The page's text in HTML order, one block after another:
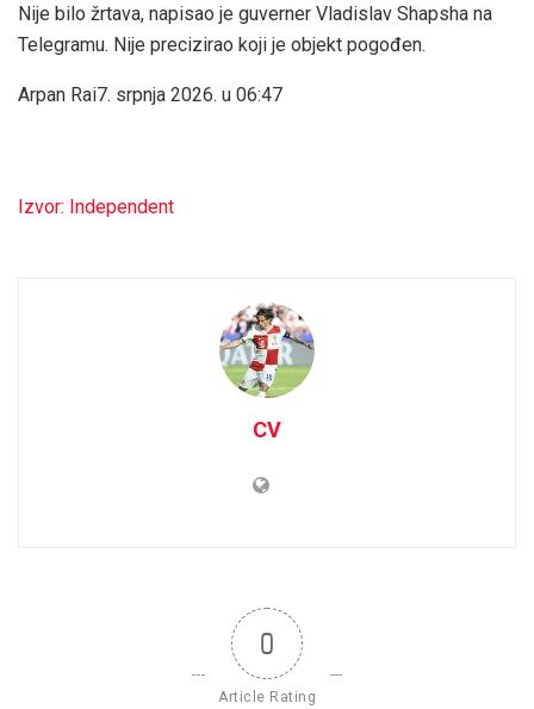
Nije bilo žrtava, napisao je guverner Vladislav Shapsha na
Telegramu. Nije precizirao koji je objekt pogođen.
Arpan Rai7. srpnja 2026. u 06:47
Izvor: Independent
CV
0
Article Rating